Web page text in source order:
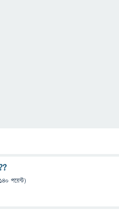
140 পয়েন্ট)